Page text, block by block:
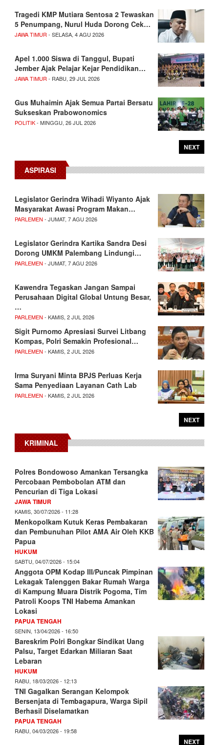
Tragedi KMP Mutiara Sentosa 2 Tewaskan
5 Penumpang, Nurul Huda Dorong Cek…
JAWA TIMUR - SELASA, 4 AGU 2026
Apel 1.000 Siswa di Tanggul, Bupati
Jember Ajak Pelajar Kejar Pendidikan…
JAWA TIMUR - RABU, 29 JUL 2026
Gus Muhaimin Ajak Semua Partai Bersatu
Sukseskan Prabowonomics
POLITIK- MINGGU, 26 JUL 2026
NEXT
ASPIRASI
Legislator Gerindra Wihadi Wiyanto Ajak
Masyarakat Awasi Program Makan…
PARLEMEN - JUMAT, 7 AGU 2026
Legislator Gerindra Kartika Sandra Desi
Dorong UMKM Palembang Lindungi…
PARLEMEN - JUMAT, 7 AGU 2026
Kawendra Tegaskan Jangan Sampai
Perusahaan Digital Global Untung Besar,
…
PARLEMEN - KAMIS, 2 JUL 2026
Sigit Purnomo Apresiasi Survei Litbang
Kompas, Polri Semakin Profesional…
PARLEMEN - KAMIS, 2 JUL 2026
Irma Suryani Minta BPJS Perluas Kerja
Sama Penyediaan Layanan Cath Lab
PARLEMEN - KAMIS, 2 JUL 2026
NEXT
KRIMINAL
Polres Bondowoso Amankan Tersangka
Percobaan Pembobolan ATM dan
Pencurian di Tiga Lokasi
JAWA TIMUR
KAMIS, 30/07/2026 - 11:28
Menkopolkam Kutuk Keras Pembakaran
dan Pembunuhan Pilot AMA Air Oleh KKB
Papua
HUKUM
SABTU, 04/07/2026 - 15:04
Anggota OPM Kodap III/Puncak Pimpinan
Lekagak Talenggen Bakar Rumah Warga
di Kampung Muara Distrik Pogoma, Tim
Patroli Koops TNI Habema Amankan
Lokasi
PAPUA TENGAH
SENIN, 13/04/2026 - 16:50
Bareskrim Polri Bongkar Sindikat Uang
Palsu, Target Edarkan Miliaran Saat
Lebaran
HUKUM
RABU, 18/03/2026 - 12:13
TNI Gagalkan Serangan Kelompok
Bersenjata di Tembagapura, Warga Sipil
Berhasil Diselamatkan
PAPUA TENGAH
RABU, 04/03/2026 - 19:58
NEXT